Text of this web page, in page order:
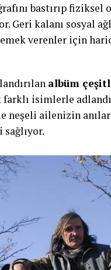
bastırıp
Geri kalanı sosyal
verenler için
albüm
farklı isimlerle
neşeli ailenizin